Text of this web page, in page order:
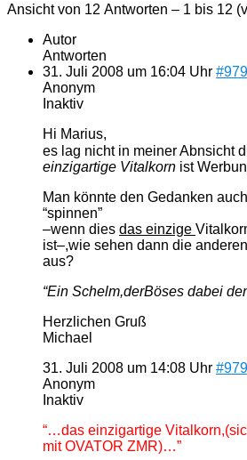
Ansicht von 12 Antworten – 1 bis 12
Autor
Antworten
31. Juli 2008 um 16:04 Uhr
Anonym
Inaktiv
Hi Marius,
es lag nicht in meiner Abnsicht
einzigartige Vitalkorn ist
Man könnte den Gedanken
“spinnen”
–wenn dies das einzige
ist–,wie sehen dann die
aus?
“Ein Schelm,derBöses dabei
Herzlichen Gruß
Michael
31. Juli 2008 um 14:08 Uhr
Anonym
Inaktiv
“…das einzigartige
mit OVATOR ZMR)…”